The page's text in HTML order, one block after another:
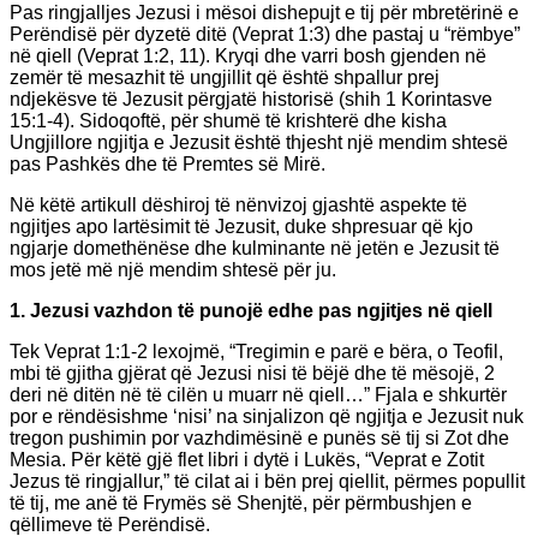
Pas ringjalljes Jezusi i mësoi dishepujt e tij për mbretërinë e
Perëndisë për dyzetë ditë (Veprat 1:3) dhe pastaj u “rëmbye”
në qiell (Veprat 1:2, 11). Kryqi dhe varri bosh gjenden në
zemër të mesazhit të ungjillit që është shpallur prej
ndjekësve të Jezusit përgjatë historisë (shih 1 Korintasve
15:1-4). Sidoqoftë, për shumë të krishterë dhe kisha
Ungjillore ngjitja e Jezusit është thjesht një mendim shtesë
pas Pashkës dhe të Premtes së Mirë.
Në këtë artikull dëshiroj të nënvizoj gjashtë aspekte të
ngjitjes apo lartësimit të Jezusit, duke shpresuar që kjo
ngjarje domethënëse dhe kulminante në jetën e Jezusit të
mos jetë më një mendim shtesë për ju.
1. Jezusi vazhdon të punojë edhe pas ngjitjes në qiell
Tek Veprat 1:1-2 lexojmë, “Tregimin e parë e bëra, o Teofil,
mbi të gjitha gjërat që Jezusi nisi të bëjë dhe të mësojë, 2
deri në ditën në të cilën u muarr në qiell…” Fjala e shkurtër
por e rëndësishme ‘nisi’ na sinjalizon që ngjitja e Jezusit nuk
tregon pushimin por vazhdimësinë e punës së tij si Zot dhe
Mesia. Për këtë gjë flet libri i dytë i Lukës, “Veprat e Zotit
Jezus të ringjallur,” të cilat ai i bën prej qiellit, përmes popullit
të tij, me anë të Frymës së Shenjtë, për përmbushjen e
qëllimeve të Perëndisë.